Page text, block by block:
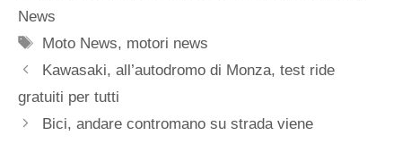
News
Tag
Moto News, motori news
Kawasaki, all’autodromo di Monza, test ride
gratuiti per tutti
Bici, andare contromano su strada viene